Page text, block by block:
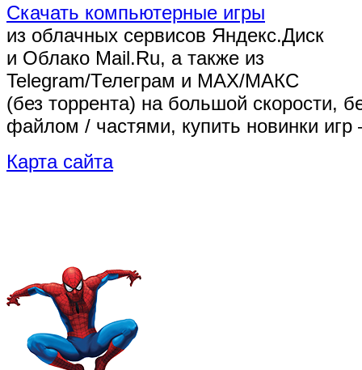
Скачать компьютерные игры
из облачных сервисов Яндекс.Диск
и Облако Mail.Ru, а также из
Telegram/Телеграм и MAX/МАКС
(без торрента) на большой скорости,
файлом / частями, купить новинки
Карта сайта